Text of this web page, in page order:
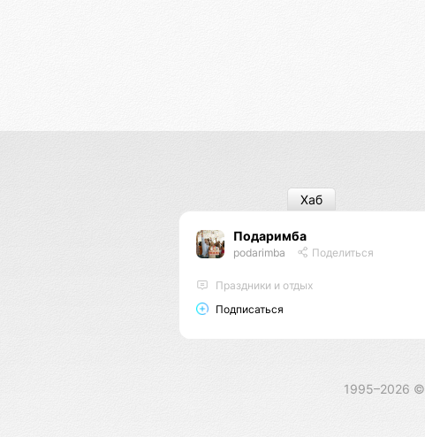
Подаримба
podarimba Поделиться
Праздники и отдых
Подписаться
Хаб
1995–2026 ©